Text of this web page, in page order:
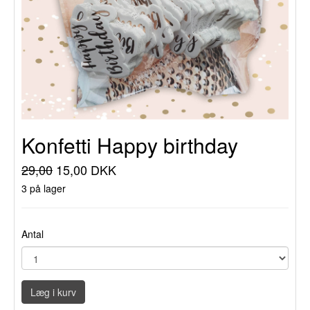
Konfetti Happy birthday
29,00 15,00 DKK
3 på lager
Antal
Læg i kurv